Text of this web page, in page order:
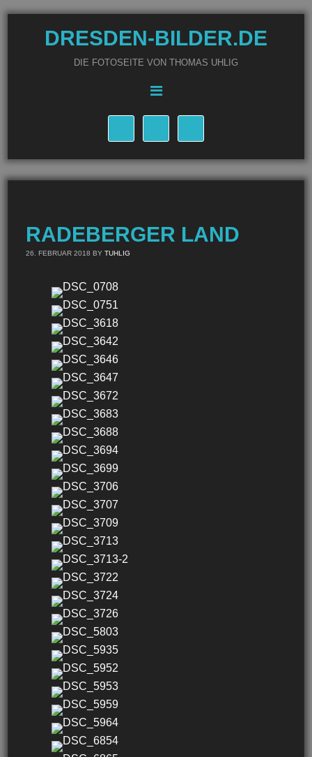
DRESDEN-BILDER.DE
DIE FOTOSEITE VON THOMAS UHLIG
RADEBERGER LAND
26. FEBRUAR 2018 BYTUHLIG